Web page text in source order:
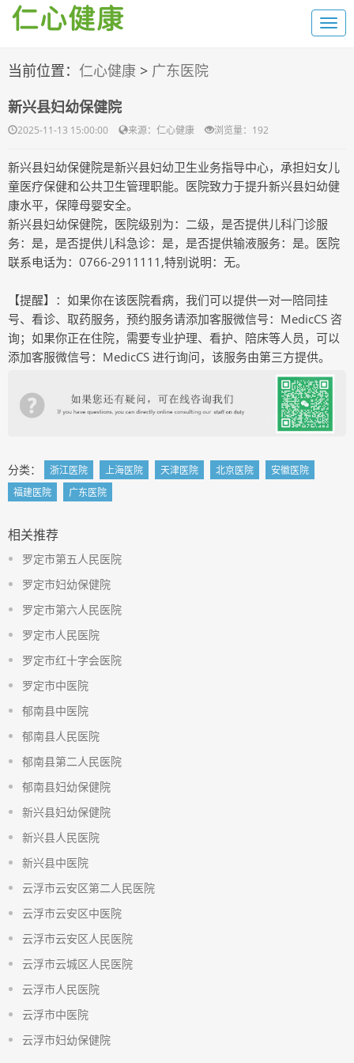
当前位置： 仁心健康 > 广东医院
新兴县妇幼保健院
2025-11-13 15:00:00 来源：仁心健康 浏览量：192
新兴县妇幼保健院是新兴县妇幼卫生业务指导中心，承担妇女儿
童医疗保健和公共卫生管理职能。医院致力于提升新兴县妇幼健
康水平，保障母婴安全。
新兴县妇幼保健院，医院级别为：二级，是否提供儿科门诊服
务：是，是否提供儿科急诊：是，是否提供输液服务：是。医院
联系电话为：0766-2911111,特别说明：无。
【提醒】：如果你在该医院看病，我们可以提供一对一陪同挂
号、看诊、取药服务，预约服务请添加客服微信号：MedicCS 咨
询；如果你正在住院，需要专业护理、看护、陪床等人员，可以
添加客服微信号：MedicCS 进行询问，该服务由第三方提供。
分类： 浙江医院 上海医院 天津医院 北京医院
安徽医院
福建医院
广东医院
相关推荐
罗定市第五人民医院
罗定市妇幼保健院
罗定市第六人民医院
罗定市人民医院
罗定市红十字会医院
罗定市中医院
郁南县中医院
郁南县人民医院
郁南县第二人民医院
郁南县妇幼保健院
新兴县妇幼保健院
新兴县人民医院
新兴县中医院
云浮市云安区第二人民医院
云浮市云安区中医院
云浮市云安区人民医院
云浮市云城区人民医院
云浮市人民医院
云浮市中医院
云浮市妇幼保健院